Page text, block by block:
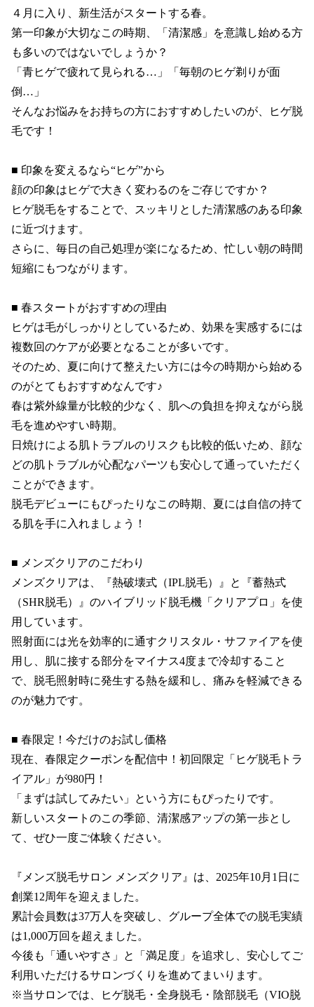
４月に入り、新生活がスタートする春。
第一印象が大切なこの時期、「清潔感」を意識し始める方
も多いのではないでしょうか？
「青ヒゲで疲れて見られる…」「毎朝のヒゲ剃りが面
倒…」
そんなお悩みをお持ちの方におすすめしたいのが、ヒゲ脱
毛です！
■ 印象を変えるなら“ヒゲ”から
顔の印象はヒゲで大きく変わるのをご存じですか？
ヒゲ脱毛をすることで、スッキリとした清潔感のある印象
に近づけます。
さらに、毎日の自己処理が楽になるため、忙しい朝の時間
短縮にもつながります。
■ 春スタートがおすすめの理由
ヒゲは毛がしっかりとしているため、効果を実感するには
複数回のケアが必要となることが多いです。
そのため、夏に向けて整えたい方には今の時期から始める
のがとてもおすすめなんです♪
春は紫外線量が比較的少なく、肌への負担を抑えながら脱
毛を進めやすい時期。
日焼けによる肌トラブルのリスクも比較的低いため、顔な
どの肌トラブルが心配なパーツも安心して通っていただく
ことができます。
脱毛デビューにもぴったりなこの時期、夏には自信の持て
る肌を手に入れましょう！
■ メンズクリアのこだわり
メンズクリアは、『熱破壊式（IPL脱毛）』と『蓄熱式
（SHR脱毛）』のハイブリッド脱毛機「クリアプロ」を使
用しています。
照射面には光を効率的に通すクリスタル・サファイアを使
用し、肌に接する部分をマイナス4度まで冷却すること
で、脱毛照射時に発生する熱を緩和し、痛みを軽減できる
のが魅力です。
■ 春限定！今だけのお試し価格
現在、春限定クーポンを配信中！初回限定「ヒゲ脱毛トラ
イアル」が980円！
「まずは試してみたい」という方にもぴったりです。
新しいスタートのこの季節、清潔感アップの第一歩とし
て、ぜひ一度ご体験ください。
『メンズ脱毛サロン メンズクリア』は、2025年10月1日に
創業12周年を迎えました。
累計会員数は37万人を突破し、グループ全体での脱毛実績
は1,000万回を超えました。
今後も「通いやすさ」と「満足度」を追求し、安心してご
利用いただけるサロンづくりを進めてまいります。
※当サロンでは、ヒゲ脱毛・全身脱毛・陰部脱毛（VIO脱